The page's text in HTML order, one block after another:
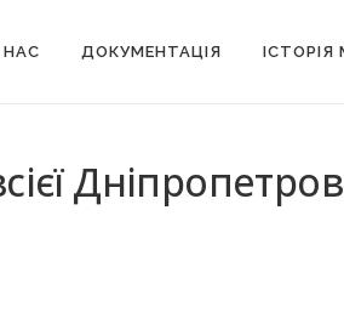
НАС ДОКУМЕНТАЦІЯ ІСТОРІЯ